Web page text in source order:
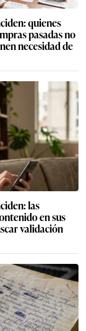
quienes
pasadas no
necesidad de
las
en sus
validación